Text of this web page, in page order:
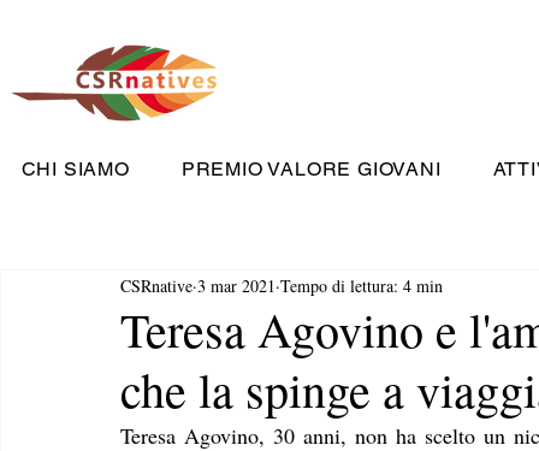
CHI SIAMO PREMIO VALORE GIOVANI
Teresa Agovino e
che la spinge a
CSRnative 3 mar 2021 Tempo di lettura: 4 min
Teresa Agovino, 30 anni, non ha scelto un